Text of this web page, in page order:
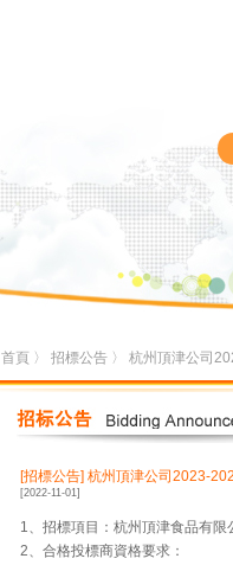
首頁 〉 招標公告 〉 杭州頂津公司
[招標公告] 杭州頂津公司2023-
[2022-11-01]
1、招標項目：杭州頂津食品有
2、合格投標商資格要求：